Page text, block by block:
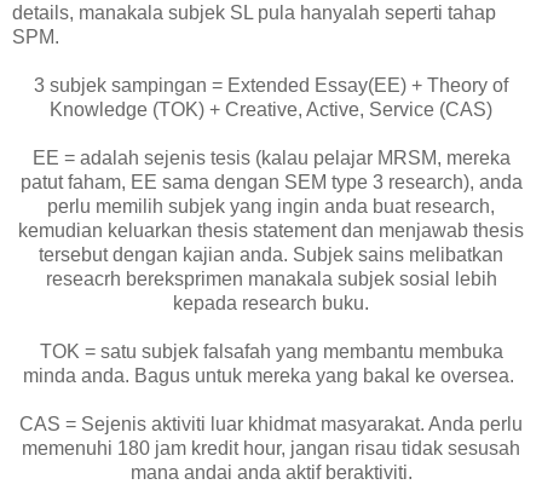
details, manakala subjek SL pula hanyalah seperti tahap
SPM.
3 subjek sampingan = Extended Essay(EE) + Theory of
Knowledge (TOK) + Creative, Active, Service (CAS)
EE = adalah sejenis tesis (kalau pelajar MRSM, mereka
patut faham, EE sama dengan SEM type 3 research), anda
perlu memilih subjek yang ingin anda buat research,
kemudian keluarkan thesis statement dan menjawab thesis
tersebut dengan kajian anda. Subjek sains melibatkan
reseacrh bereksprimen manakala subjek sosial lebih
kepada research buku.
TOK = satu subjek falsafah yang membantu membuka
minda anda. Bagus untuk mereka yang bakal ke oversea.
CAS = Sejenis aktiviti luar khidmat masyarakat. Anda perlu
memenuhi 180 jam kredit hour, jangan risau tidak sesusah
mana andai anda aktif beraktiviti.